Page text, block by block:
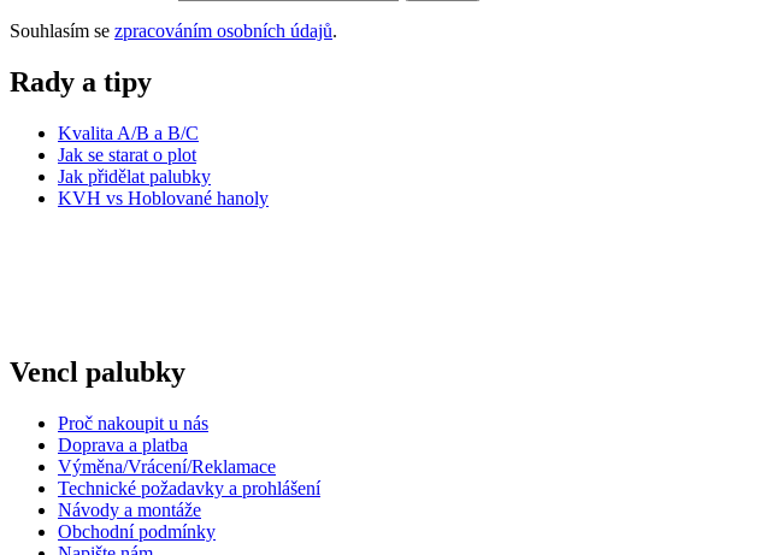
Souhlasím se zpracováním osobních údajů.
Rady a tipy
Kvalita A/B a B/C
Jak se starat o plot
Jak přidělat palubky
KVH vs Hoblované hanoly
Vencl palubky
Proč nakoupit u nás
Doprava a platba
Výměna/Vrácení/Reklamace
Technické požadavky a prohlášení
Návody a montáže
Obchodní podmínky